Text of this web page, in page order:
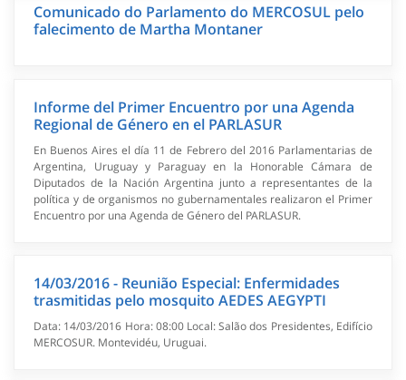
Comunicado do Parlamento do MERCOSUL pelo
falecimento de Martha Montaner
Informe del Primer Encuentro por una Agenda
Regional de Género en el PARLASUR
En Buenos Aires el día 11 de Febrero del 2016 Parlamentarias de
Argentina, Uruguay y Paraguay en la Honorable Cámara de
Diputados de la Nación Argentina junto a representantes de la
política y de organismos no gubernamentales realizaron el Primer
Encuentro por una Agenda de Género del PARLASUR.
14/03/2016 - Reunião Especial: Enfermidades
trasmitidas pelo mosquito AEDES AEGYPTI
Data: 14/03/2016 Hora: 08:00 Local: Salão dos Presidentes, Edifício
MERCOSUR. Montevidéu, Uruguai.